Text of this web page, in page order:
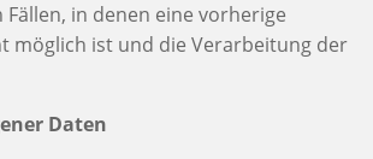
in denen eine vorherige
möglich ist und die Verarbeitung der
Daten